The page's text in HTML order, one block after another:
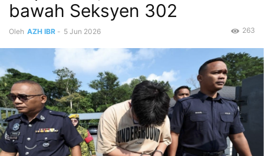
bawah Seksyen 302
Oleh AZH IBR - 5 Jun 2026 263